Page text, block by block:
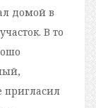
домой в
В то
пригласил